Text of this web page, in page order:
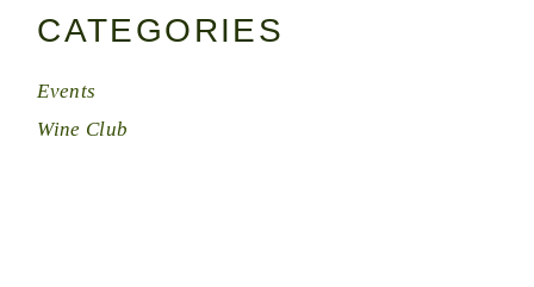
CATEGORIES
Events
Wine Club